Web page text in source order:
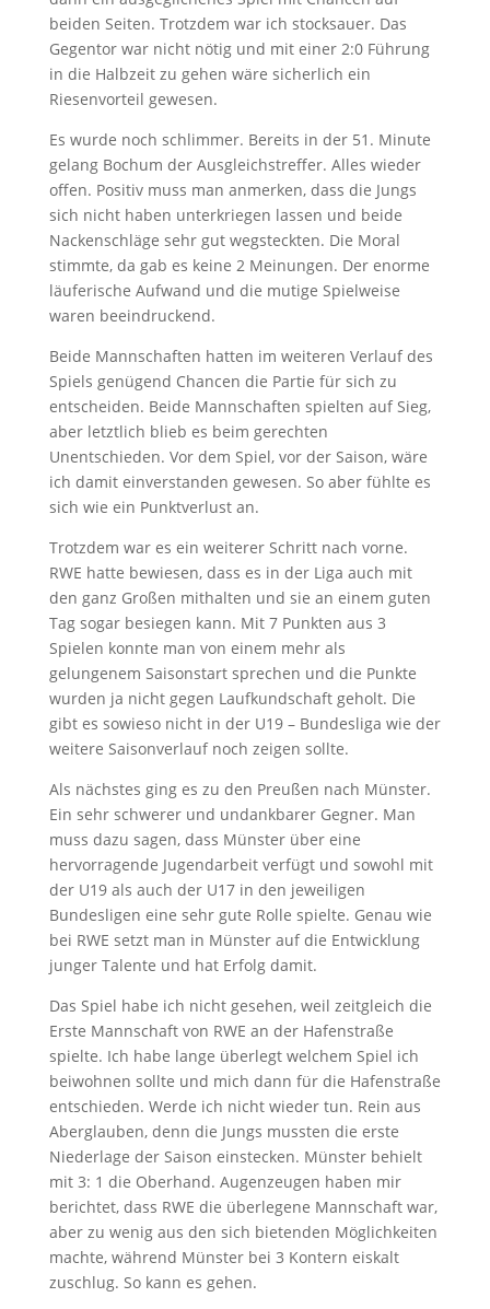
beiden Seiten. Trotzdem war ich stocksauer. Das
Gegentor war nicht nötig und mit einer 2:0 Führung
in die Halbzeit zu gehen wäre sicherlich ein
Riesenvorteil gewesen.
Es wurde noch schlimmer. Bereits in der 51. Minute
gelang Bochum der Ausgleichstreffer. Alles wieder
offen. Positiv muss man anmerken, dass die Jungs
sich nicht haben unterkriegen lassen und beide
Nackenschläge sehr gut wegsteckten. Die Moral
stimmte, da gab es keine 2 Meinungen. Der enorme
läuferische Aufwand und die mutige Spielweise
waren beeindruckend.
Beide Mannschaften hatten im weiteren Verlauf des
Spiels genügend Chancen die Partie für sich zu
entscheiden. Beide Mannschaften spielten auf Sieg,
aber letztlich blieb es beim gerechten
Unentschieden. Vor dem Spiel, vor der Saison, wäre
ich damit einverstanden gewesen. So aber fühlte es
sich wie ein Punktverlust an.
Trotzdem war es ein weiterer Schritt nach vorne.
RWE hatte bewiesen, dass es in der Liga auch mit
den ganz Großen mithalten und sie an einem guten
Tag sogar besiegen kann. Mit 7 Punkten aus 3
Spielen konnte man von einem mehr als
gelungenem Saisonstart sprechen und die Punkte
wurden ja nicht gegen Laufkundschaft geholt. Die
gibt es sowieso nicht in der U19 – Bundesliga wie der
weitere Saisonverlauf noch zeigen sollte.
Als nächstes ging es zu den Preußen nach Münster.
Ein sehr schwerer und undankbarer Gegner. Man
muss dazu sagen, dass Münster über eine
hervorragende Jugendarbeit verfügt und sowohl mit
der U19 als auch der U17 in den jeweiligen
Bundesligen eine sehr gute Rolle spielte. Genau wie
bei RWE setzt man in Münster auf die Entwicklung
junger Talente und hat Erfolg damit.
Das Spiel habe ich nicht gesehen, weil zeitgleich die
Erste Mannschaft von RWE an der Hafenstraße
spielte. Ich habe lange überlegt welchem Spiel ich
beiwohnen sollte und mich dann für die Hafenstraße
entschieden. Werde ich nicht wieder tun. Rein aus
Aberglauben, denn die Jungs mussten die erste
Niederlage der Saison einstecken. Münster behielt
mit 3: 1 die Oberhand. Augenzeugen haben mir
berichtet, dass RWE die überlegene Mannschaft war,
aber zu wenig aus den sich bietenden Möglichkeiten
machte, während Münster bei 3 Kontern eiskalt
zuschlug. So kann es gehen.